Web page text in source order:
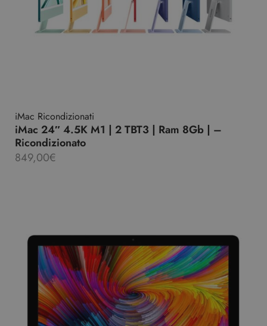
iMac Ricondizionati
iMac 24″ 4.5K M1 | 2 TBT3 | Ram 8Gb | –
Ricondizionato
849,00€